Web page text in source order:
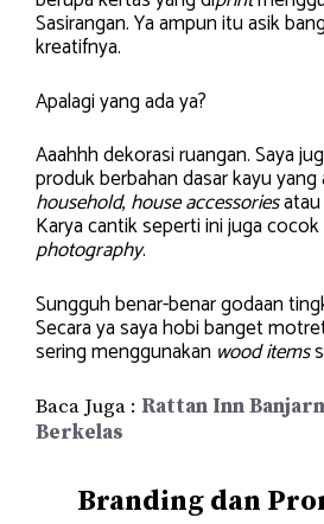
Sasirangan. Ya ampun itu asik
kreatifnya.
Apalagi yang ada ya?
Aaahhh dekorasi ruangan. Saya
produk berbahan dasar kayu
household, house accessoriesatau
Karya cantik seperti ini juga
photography.
Sungguh benar-benar godaan
Secara ya saya hobi banget
sering menggunakan wood items
Baca Juga : Rattan Inn
Berkelas
Branding dan